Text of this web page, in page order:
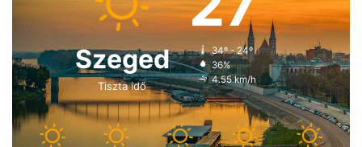
Szeged
Tiszta idő
34º - 24º
36%
4.55 km/h